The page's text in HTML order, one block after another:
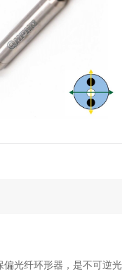
偏光纤环形器，是不可